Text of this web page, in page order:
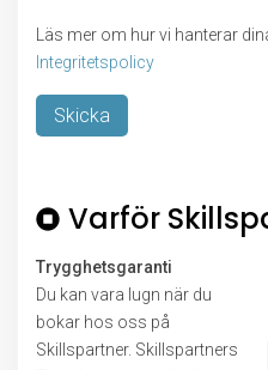
Läs mer om hur vi hanterar
Integritetspolicy
Varför
Trygghetsgaranti
Du kan vara lugn när du
bokar hos oss på
Skillspartner. Skillspartners